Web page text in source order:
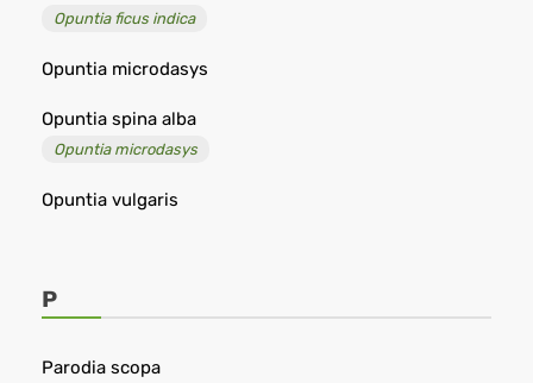
Opuntia ficus indica
Opuntia microdasys
Opuntia spina alba
Opuntia microdasys
Opuntia vulgaris
P
Parodia scopa